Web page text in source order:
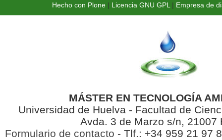
Hecho con Plone| Licencia GNU GPL| Empresa de
MÁSTER EN TECNOLOGÍA
Universidad de Huelva - Facultad de
Avda. 3 de Marzo s/n, 21007
Formulario de contacto - Tlf.: +34 959 21 97